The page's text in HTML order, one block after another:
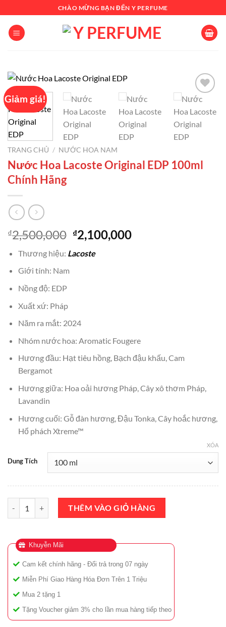
đến
nội
dung
CHÀO MỪNG BẠN ĐẾN Y PERFUME
Giảm giá!
Add to
wishlist
TRANG CHỦ / NƯỚC HOA NAM
Nước Hoa Lacoste Original EDP 100ml
Chính Hãng
₫2,500,000 Giá
gốc
là:
₫2,100,000Giá
Thương hiệu: Lacoste
Giới tính: Nam
Nồng độ: EDP
Xuất xứ: Pháp
Năm ra mắt: 2024
Nhóm nước hoa: Aromatic Fougere
Hương đầu: Hạt tiêu hồng, Bạch đậu khấu, Cam
Bergamot
Hương giữa: Hoa oải hương Pháp, Cây xô thơm Pháp,
Lavandin
Hương cuối: Gỗ đàn hương, Đậu Tonka, Cây hoắc hương,
Hổ phách Xtreme™
Dung Tích
XÓA
Nước Hoa Lacoste Original EDP 100ml Chính Hãng số lượng
THÊM VÀO GIỎ HÀNG
Khuyễn Mãi
Cam kết chính hãng - Đổi trả trong 07 ngày
Miễn Phí Giao Hàng Hóa Đơn Trên 1 Triệu
Mua 2 tặng 1
Tặng Voucher giảm 3% cho lần mua hàng tiếp theo